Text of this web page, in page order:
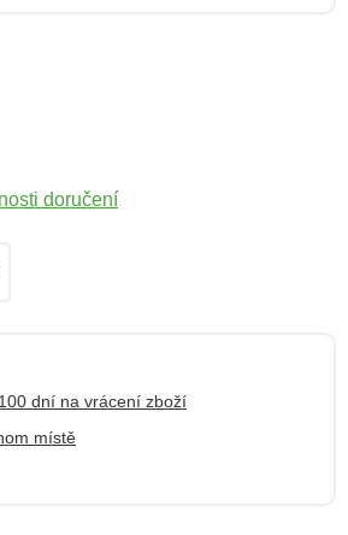
doručení
dní na vrácení zboží
místě